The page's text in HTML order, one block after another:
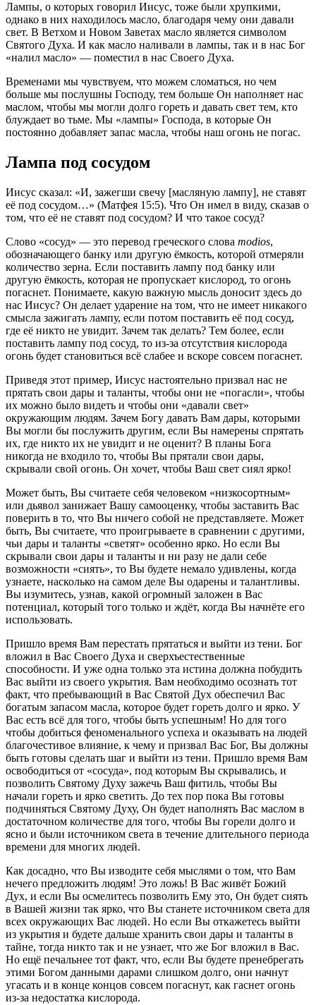
Лампы, о которых говорил Иисус, тоже были хрупкими,
однако в них находилось масло, благодаря чему они давали
свет. В Ветхом и Новом Заветах масло является символом
Святого Духа. И как масло наливали в лампы, так и в нас Бог
«налил масло» — поместил в нас Своего Духа.
Временами мы чувствуем, что можем сломаться, но чем
больше мы послушны Господу, тем больше Он наполняет нас
маслом, чтобы мы могли долго гореть и давать свет тем, кто
блуждает во тьме. Мы «лампы» Господа, в которые Он
постоянно добавляет запас масла, чтобы наш огонь не погас.
Лампа под сосудом
Иисус сказал: «И, зажегши свечу [масляную лампу], не ставят
её под сосудом…» (Матфея 15:5). Что Он имел в виду, сказав о
том, что её не ставят под сосудом? И что такое сосуд?
Слово «сосуд» — это перевод греческого слова modios,
обозначающего банку или другую ёмкость, которой отмеряли
количество зерна. Если поставить лампу под банку или
другую ёмкость, которая не пропускает кислород, то огонь
погаснет. Понимаете, какую важную мысль доносит здесь до
нас Иисус? Он делает ударение на том, что не имеет никакого
смысла зажигать лампу, если потом поставить её под сосуд,
где её никто не увидит. Зачем так делать? Тем более, если
поставить лампу под сосуд, то из-за отсутствия кислорода
огонь будет становиться всё слабее и вскоре совсем погаснет.
Приведя этот пример, Иисус настоятельно призвал нас не
прятать свои дары и таланты, чтобы они не «погасли», чтобы
их можно было видеть и чтобы они «давали свет»
окружающим людям. Зачем Богу давать Вам дары, которыми
Вы могли бы послужить другим, если Вы намерены спрятать
их, где никто их не увидит и не оценит? В планы Бога
никогда не входило то, чтобы Вы прятали свои дары,
скрывали свой огонь. Он хочет, чтобы Ваш свет сиял ярко!
Может быть, Вы считаете себя человеком «низкосортным»
или дьявол занижает Вашу самооценку, чтобы заставить Вас
поверить в то, что Вы ничего собой не представляете. Может
быть, Вы считаете, что проигрываете в сравнении с другими,
чьи дары и таланты «светят» особенно ярко. Но если Вы
скрывали свои дары и таланты и ни разу не дали себе
возможности «сиять», то Вы будете немало удивлены, когда
узнаете, насколько на самом деле Вы одарены и талантливы.
Вы изумитесь, узнав, какой огромный заложен в Вас
потенциал, который того только и ждёт, когда Вы начнёте его
использовать.
Пришло время Вам перестать прятаться и выйти из тени. Бог
вложил в Вас Своего Духа и сверхъестественные
способности. И уже одна только эта истина должна побудить
Вас выйти из своего укрытия. Вам необходимо осознать тот
факт, что пребывающий в Вас Святой Дух обеспечил Вас
богатым запасом масла, которое будет гореть долго и ярко. У
Вас есть всё для того, чтобы быть успешным! Но для того
чтобы добиться феноменального успеха и оказывать на людей
благочестивое влияние, к чему и призвал Вас Бог, Вы должны
быть готовы сделать шаг и выйти из тени. Пришло время Вам
освободиться от «сосуда», под которым Вы скрывались, и
позволить Святому Духу зажечь Ваш фитиль, чтобы Вы
начали гореть и ярко светить. До тех пор пока Вы готовы
подчиняться Святому Духу, Он будет наполнять Вас маслом в
достаточном количестве для того, чтобы Вы горели долго и
ясно и были источником света в течение длительного периода
времени для многих людей.
Как досадно, что Вы изводите себя мыслями о том, что Вам
нечего предложить людям! Это ложь! В Вас живёт Божий
Дух, и если Вы осмелитесь позволить Ему это, Он будет сиять
в Вашей жизни так ярко, что Вы станете источником света для
всех окружающих Вас людей. Но если Вы откажетесь выйти
из укрытия и будете дальше хранить свои дары и таланты в
тайне, тогда никто так и не узнает, что же Бог вложил в Вас.
Но ещё печальнее тот факт, что, если Вы будете пренебрегать
этими Богом данными дарами слишком долго, они начнут
угасать и в конце концов совсем погаснут, как гаснет огонь
из-за недостатка кислорода.